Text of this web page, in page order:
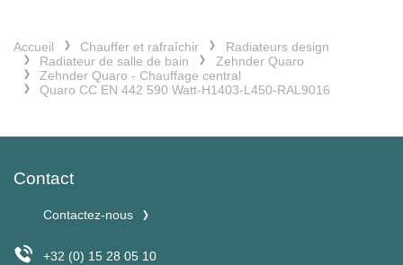
Accueil Chauffer et rafraîchir
Radiateurs design
Radiateur de salle de bain
Zehnder Quaro
Zehnder Quaro - Chauffage central
Quaro CC EN 442 590 Watt-H1403-L450-RAL9016
Contact
Contactez-nous
+32 (0) 15 28 05 10